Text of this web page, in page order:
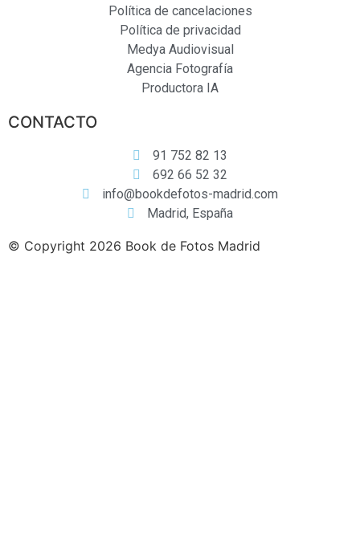
Política de cancelaciones
Política de privacidad
Medya Audiovisual
Agencia Fotografía
Productora IA
CONTACTO
91 752 82 13
692 66 52 32
info@bookdefotos-madrid.com
Madrid, España
© Copyright 2026 Book de Fotos Madrid